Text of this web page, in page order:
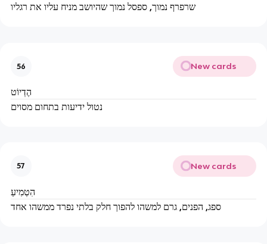
שרפרף נמוך, ספסל נמוך שהיושב מניח עליו את רגליו
56 New cards
הֶדְיוֹט
נטול ידיעות בתחום מסוים
57 New cards
הִטְמִיעַ
ספג, הפנים, גרם למשהו להפוך חלק בלתי נפרד ממשהו אחד